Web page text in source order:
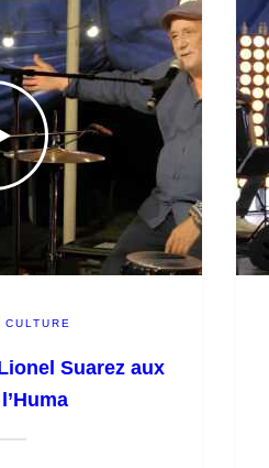
CULTURE
Suarez aux